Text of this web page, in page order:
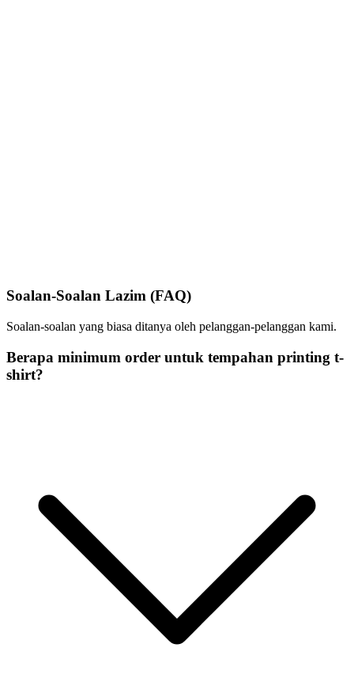
Soalan-Soalan Lazim (FAQ)
Soalan-soalan yang biasa ditanya oleh pelanggan-pelanggan kami.
Berapa minimum order untuk tempahan printing t-
shirt?